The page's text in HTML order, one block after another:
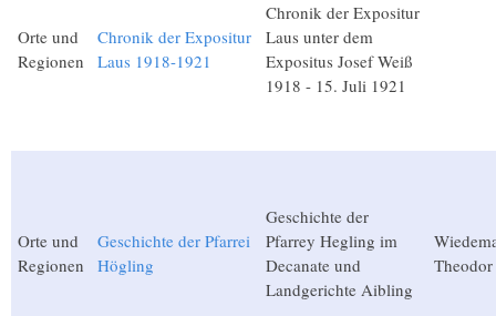
Orte und
Regionen
Chronik der Expositur
Laus 1918-1921
Chronik der Expositur
Laus unter dem
Expositus Josef Weiß
1918 - 15. Juli 1921
Orte und
Regionen
Geschichte der Pfarrei
Högling
Geschichte der
Pfarrey Hegling im
Decanate und
Landgerichte Aibling
Theodor